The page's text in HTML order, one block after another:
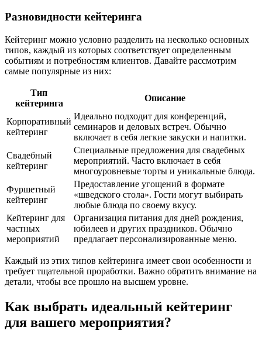
Разновидности кейтеринга
Кейтеринг можно условно разделить на несколько основных
типов, каждый из которых соответствует определенным
событиям и потребностям клиентов. Давайте рассмотрим
самые популярные из них:
Тип
кейтеринга
Описание
Корпоративный
кейтеринг
Идеально подходит для конференций,
семинаров и деловых встреч. Обычно
включает в себя легкие закуски и напитки.
Свадебный
кейтеринг
Специальные предложения для свадебных
мероприятий. Часто включает в себя
многоуровневые торты и уникальные блюда.
Фуршетный
кейтеринг
Предоставление угощений в формате
«шведского стола». Гости могут выбирать
любые блюда по своему вкусу.
Кейтеринг для
частных
мероприятий
Организация питания для дней рождения,
юбилеев и других праздников. Обычно
предлагает персонализированные меню.
Каждый из этих типов кейтеринга имеет свои особенности и
требует тщательной проработки. Важно обратить внимание на
детали, чтобы все прошло на высшем уровне.
Как выбрать идеальный кейтеринг
для вашего мероприятия?